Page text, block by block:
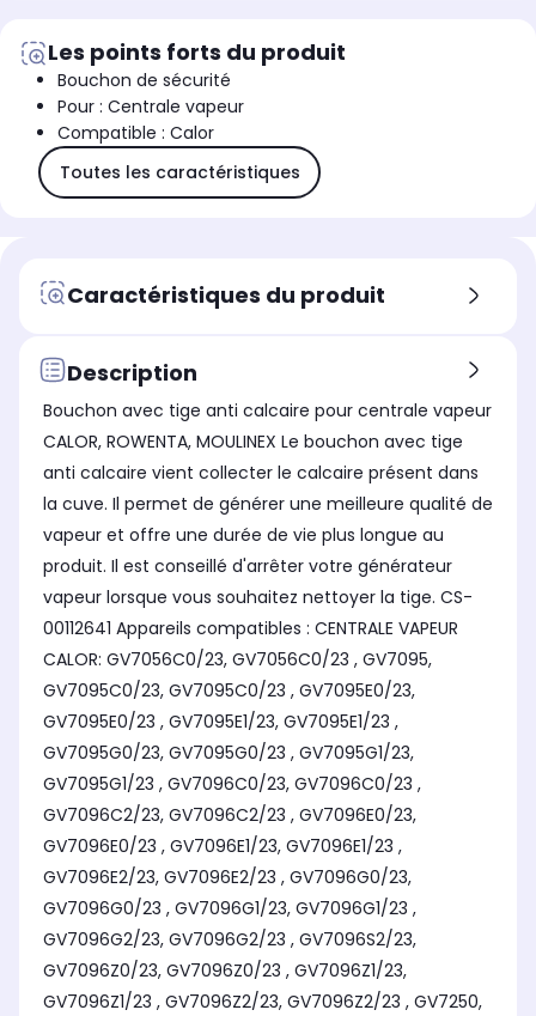
Les points forts du produit
Bouchon de sécurité
Pour : Centrale vapeur
Compatible : Calor
Toutes les caractéristiques
Caractéristiques du produit
Description
Bouchon avec tige anti calcaire pour centrale vapeur
CALOR, ROWENTA, MOULINEX Le bouchon avec tige
anti calcaire vient collecter le calcaire présent dans
la cuve. Il permet de générer une meilleure qualité de
vapeur et offre une durée de vie plus longue au
produit. Il est conseillé d'arrêter votre générateur
vapeur lorsque vous souhaitez nettoyer la tige. CS-
00112641 Appareils compatibles : CENTRALE VAPEUR
CALOR: GV7056C0/23, GV7056C0/23 , GV7095,
GV7095C0/23, GV7095C0/23 , GV7095E0/23,
GV7095E0/23 , GV7095E1/23, GV7095E1/23 ,
GV7095G0/23, GV7095G0/23 , GV7095G1/23,
GV7095G1/23 , GV7096C0/23, GV7096C0/23 ,
GV7096C2/23, GV7096C2/23 , GV7096E0/23,
GV7096E0/23 , GV7096E1/23, GV7096E1/23 ,
GV7096E2/23, GV7096E2/23 , GV7096G0/23,
GV7096G0/23 , GV7096G1/23, GV7096G1/23 ,
GV7096G2/23, GV7096G2/23 , GV7096S2/23,
GV7096Z0/23, GV7096Z0/23 , GV7096Z1/23,
GV7096Z1/23 , GV7096Z2/23, GV7096Z2/23 , GV7250,